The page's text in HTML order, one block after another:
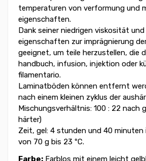
temperaturen von verformung und
eigenschaften.
Dank seiner niedrigen viskosität
eigenschaften zur imprägnierung
geeignet, um teile herzustellen, die
handbuch, infusion, injektion oder
filamentario.
Laminatböden können entfernt
nach einem kleinen zyklus der
Mischungsverhältnis: 100 : 22 nach
härter)
Zeit, gel: 4 stunden und 40 minuten
von 70 g bis 23 ºC.
Farbe: Farblos mit einem leicht